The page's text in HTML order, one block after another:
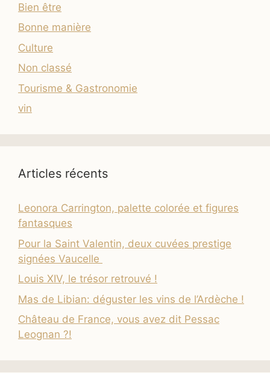
Bien être
Bonne manière
Culture
Non classé
Tourisme & Gastronomie
vin
Articles récents
Leonora Carrington, palette colorée et figures
fantasques
Pour la Saint Valentin, deux cuvées prestige
signées Vaucelle
Louis XIV, le trésor retrouvé !
Mas de Libian: déguster les vins de l’Ardèche !
Château de France, vous avez dit Pessac
Leognan ?!